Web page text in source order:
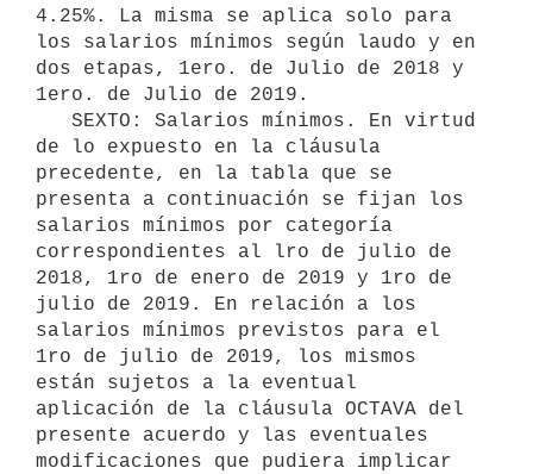
4.25%. La misma se aplica solo para
los salarios mínimos según laudo y en
dos etapas, 1ero. de Julio de 2018 y
1ero. de Julio de 2019.
de lo expuesto en la cláusula
precedente, en la tabla que se
presenta a continuación se fijan los
salarios mínimos por categoría
correspondientes al lro de julio de
2018, 1ro de enero de 2019 y 1ro de
julio de 2019. En relación a los
salarios mínimos previstos para el
1ro de julio de 2019, los mismos
están sujetos a la eventual
aplicación de la cláusula OCTAVA del
presente acuerdo y las eventuales
modificaciones que pudiera implicar